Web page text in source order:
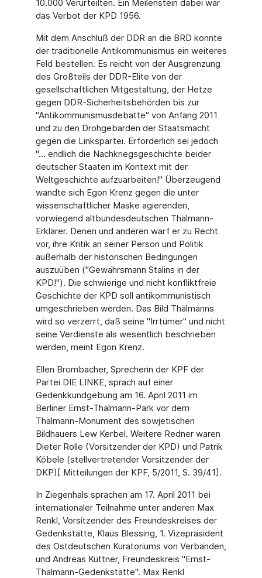
10.000 Verurteilten. Ein Meilenstein dabei war
das Verbot der KPD 1956.
Mit dem Anschluß der DDR an die BRD konnte
der traditionelle Antikommunismus ein weiteres
Feld bestellen. Es reicht von der Ausgrenzung
des Großteils der DDR-Elite von der
gesellschaftlichen Mitgestaltung, der Hetze
gegen DDR-Sicherheitsbehörden bis zur
"Antikommunismusdebatte" von Anfang 2011
und zu den Drohgebärden der Staatsmacht
gegen die Linkspartei. Erforderlich sei jedoch
"… endlich die Nachkriegsgeschichte beider
deutscher Staaten im Kontext mit der
Weltgeschichte aufzuarbeiten!" Überzeugend
wandte sich Egon Krenz gegen die unter
wissenschaftlicher Maske agierenden,
vorwiegend altbundesdeutschen Thälmann-
Erklärer. Denen und anderen warf er zu Recht
vor, ihre Kritik an seiner Person und Politik
außerhalb der historischen Bedingungen
auszuüben ("Gewährsmann Stalins in der
KPD!"). Die schwierige und nicht konfliktfreie
Geschichte der KPD soll antikommunistisch
umgeschrieben werden. Das Bild Thälmanns
wird so verzerrt, daß seine "Irrtümer" und nicht
seine Verdienste als wesentlich beschrieben
werden, meint Egon Krenz.
Ellen Brombacher, Sprecherin der KPF der
Partei DIE LINKE, sprach auf einer
Gedenkkundgebung am 16. April 2011 im
Berliner Ernst-Thälmann-Park vor dem
Thälmann-Monument des sowjetischen
Bildhauers Lew Kerbel. Weitere Redner waren
Dieter Rolle (Vorsitzender der KPD) und Patrik
Köbele (stellvertretender Vorsitzender der
DKP)[ Mitteilungen der KPF, 5/2011, S. 39/41].
In Ziegenhals sprachen am 17. April 2011 bei
internationaler Teilnahme unter anderen Max
Renkl, Vorsitzender des Freundeskreises der
Gedenkstätte, Klaus Blessing, 1. Vizepräsident
des Ostdeutschen Kuratoriums von Verbänden,
und Andreas Küttner, Freundeskreis "Ernst-
Thälmann-Gedenkstätte". Max Renkl